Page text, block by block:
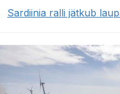
Sardiinia ralli jätkub